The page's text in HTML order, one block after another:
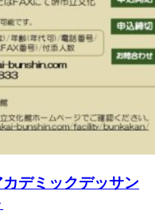
カデミックデッサン